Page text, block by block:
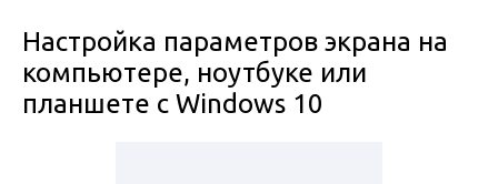
Настройка параметров экрана на
компьютере, ноутбуке или
планшете с Windows 10